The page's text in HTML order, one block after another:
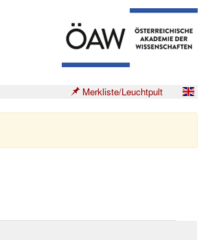
Merkliste/Leuchtpult